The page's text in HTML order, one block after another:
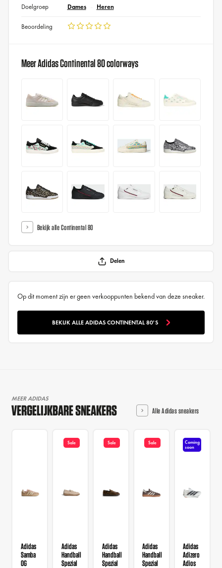
Doelgroep Dames Heren
Beoordeling
Meer Adidas Continental 80 colorways
Bekijk alle Continental 80
Delen
Op dit moment zijn er geen verkooppunten bekend van deze sneaker.
BEKIJK ALLE ADIDAS CONTINENTAL 80'S
MEER ADIDAS
VERGELIJKBARE SNEAKERS Alle Adidas sneakers
Adidas
Samba
OG
Sale
Adidas
Handball
Spezial
Sale
Adidas
Handball
Spezial
Sale
Adidas
Handball
Spezial
Coming
soon
Adidas
Adizero
Adios